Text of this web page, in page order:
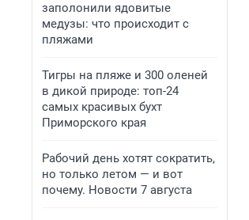
заполонили ядовитые
медузы: что происходит с
пляжами
Тигры на пляже и 300 оленей
в дикой природе: топ-24
самых красивых бухт
Приморского края
Рабочий день хотят сократить,
но только летом — и вот
почему. Новости 7 августа